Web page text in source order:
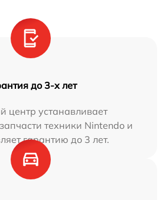
до 3-х лет
центр устанавливает
техники Nintendo и
гарантию до 3 лет.